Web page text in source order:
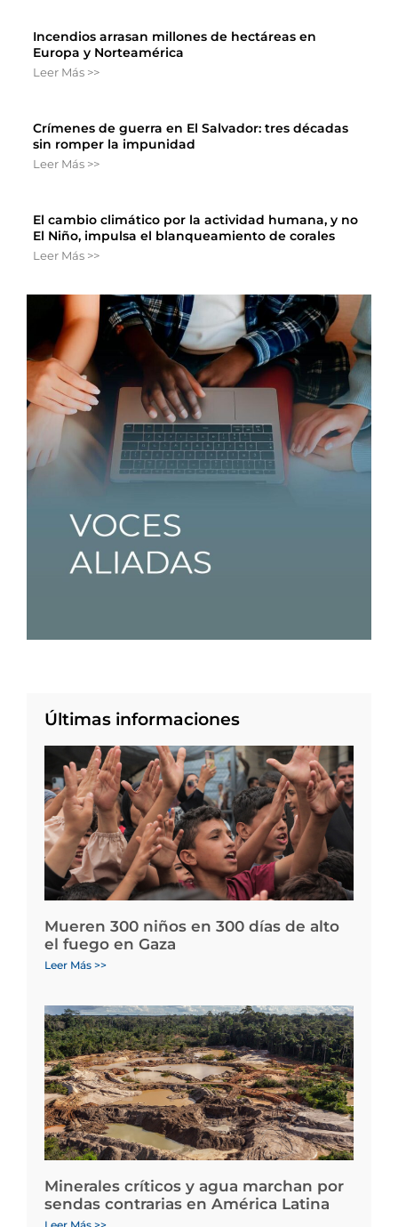
Incendios arrasan millones de hectáreas en
Europa y Norteamérica
Leer Más >>
Crímenes de guerra en El Salvador: tres décadas
sin romper la impunidad
Leer Más >>
El cambio climático por la actividad humana, y no
El Niño, impulsa el blanqueamiento de corales
Leer Más >>
Últimas informaciones
Mueren 300 niños en 300 días de alto
el fuego en Gaza
Leer Más >>
Minerales críticos y agua marchan por
sendas contrarias en América Latina